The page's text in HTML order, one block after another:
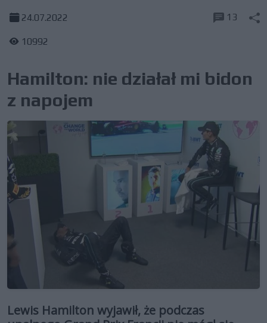
24.07.2022
10992
13
Hamilton: nie działał mi bidon
z napojem
Lewis Hamilton wyjawił, że podczas